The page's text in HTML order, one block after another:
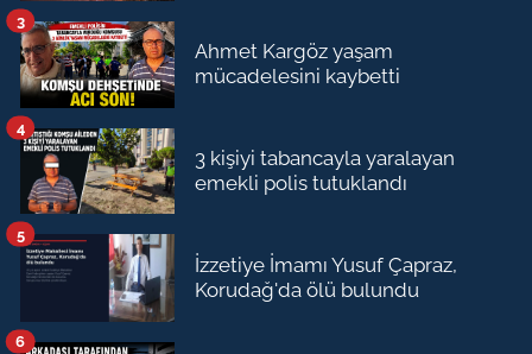
Ahmet Kargöz yaşam
mücadelesini kaybetti
3
3 kişiyi tabancayla yaralayan
emekli polis tutuklandı
4
İzzetiye İmamı Yusuf Çapraz,
Korudağ'da ölü bulundu
5
6